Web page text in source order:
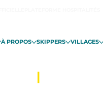
|
À PROPOS SKIPPERS VILLAGES